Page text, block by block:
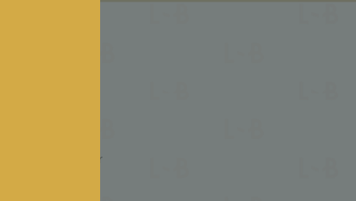
mangue, le
le nez ; rond et
sans masquer